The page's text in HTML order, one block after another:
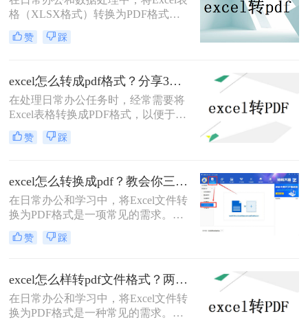
格（XLSX格式）转换为PDF格式已
成为一项常见的任务。PDF格式具有
跨平台兼容性、格式稳定性和安全性
怎么转换成pdf格式呢？本文将介绍三
种将XLSX转换成PDF的方法。
赞 踩
excel怎么转成pdf格式？分享3个很好用的方法！
在处理日常办公任务时，经常需要将
Excel表格转换成PDF格式，以便于分
享、存档或打印。那么excel怎么转成
pdf格式呢？本文将详细介绍三种将
赞 踩
excel怎么转换成pdf？教会你三个实用方法！
在日常办公和学习中，将Excel文件转
换为PDF格式是一项常见的需求。
PDF格式因其良好的兼容性和不可编
辑性，使得文件分享和打印变得更加
文将介绍三种Excel转换成PDF的方
法。
赞 踩
excel怎么样转pdf文件格式？两分钟教会你三种方法
在日常办公和学习中，将Excel文件转
换为PDF格式是一种常见的需求。